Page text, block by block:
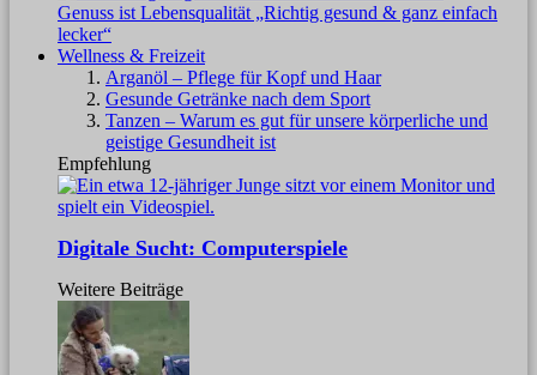
Genuss ist Lebensqualität „Richtig gesund & ganz einfach
lecker“
Wellness & Freizeit
Arganöl – Pflege für Kopf und Haar
Gesunde Getränke nach dem Sport
Tanzen – Warum es gut für unsere körperliche und
geistige Gesundheit ist
Empfehlung
Digitale Sucht: Computerspiele
Weitere Beiträge